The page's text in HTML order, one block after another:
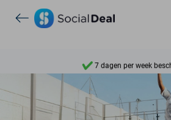
7 dagen per week
10+ miljoen